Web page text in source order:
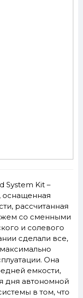
System Kit –
оснащенная
рассчитанная
со сменными
и солевого
сделали все,
Она
емкости,
дня автономной
в том, что